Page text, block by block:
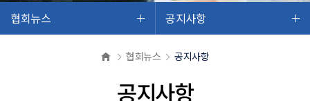
협회뉴스 공지사항
협회뉴스 공지사항
공지사항